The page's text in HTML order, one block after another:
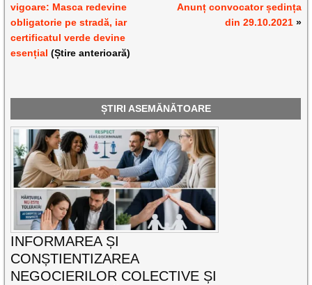
vigoare: Masca redevine
obligatorie pe stradă, iar
certificatul verde devine
esențial (Știre anterioară)
Anunț convocator ședința
din 29.10.2021»
ȘTIRI ASEMĂNĂTOARE
INFORMAREA ȘI
CONȘTIENTIZAREA
NEGOCIERILOR COLECTIVE ȘI